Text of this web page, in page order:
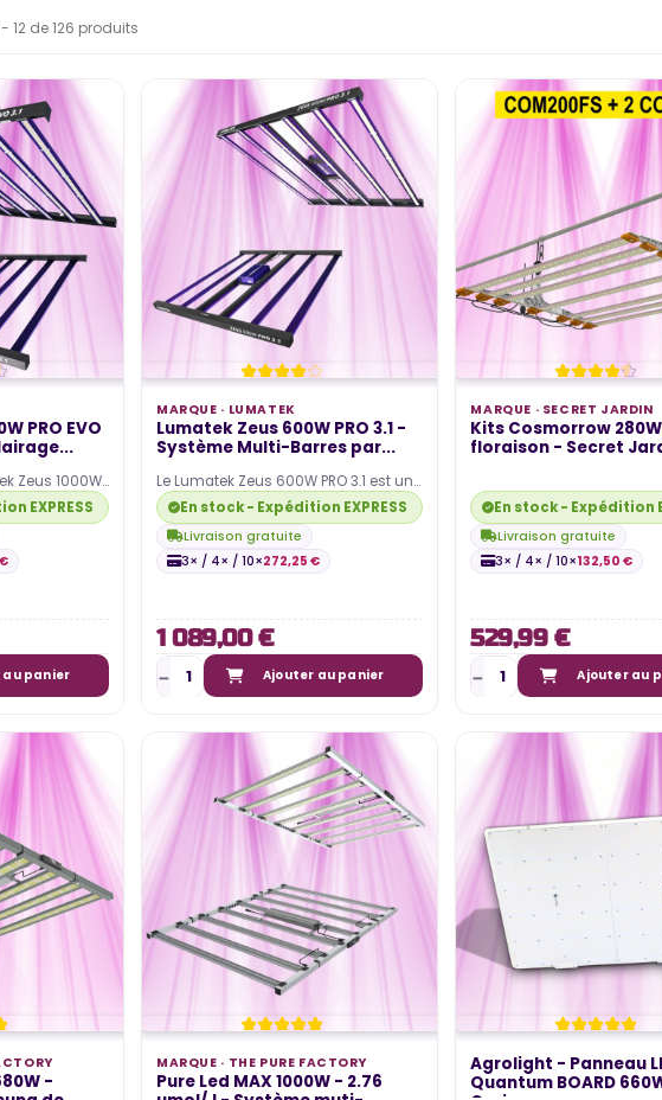
12 de 126 produits
PRO EVO
Zeus 1000W
s de
EXPRESS disponible
au panier
MARQUE · LUMATEK
Lumatek Zeus 600W PRO 3.1 -
Système Multi-Barres par...
Le Lumatek Zeus 600W PRO 3.1 est un
panneau LED multi-barres haute
efficacité 3,1 µmol/J…
En stock - Expédition EXPRESS disponible
Livraison gratuite
3× / 4× / 10×272,25 €
1 089,00 €
Ajouter au panier
MARQUE · SECRET JARDIN
Kits Cosmorrow
floraison - Secret
En stock - Expédition
Livraison gratuite
3× / 4× / 10×132,50 €
529,99 €
Ajouter au
-
MARQUE · THE PURE FACTORY
Pure Led MAX 1000W - 2.76
Agrolight - Panneau
Quantum BOARD